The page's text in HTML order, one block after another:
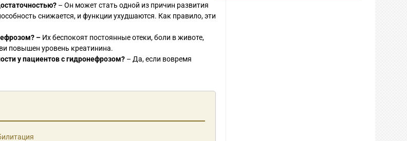
– Он может стать одной из причин развития
снижается, и функции ухудшаются. Как правило, эти
– Их беспокоят постоянные отеки, боли в животе,
повышен уровень креатинина.
у пациентов с гидронефрозом? – Да, если вовремя